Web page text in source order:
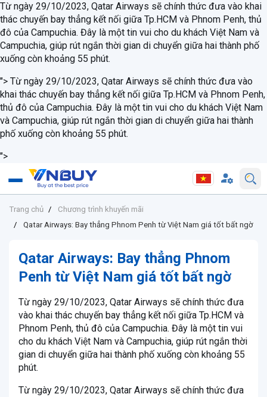
Từ ngày 29/10/2023, Qatar Airways sẽ chính thức đưa vào khai
thác chuyến bay thẳng kết nối giữa Tp.HCM và Phnom Penh, thủ
đô của Campuchia. Đây là một tin vui cho du khách Việt Nam và
Campuchia, giúp rút ngắn thời gian di chuyển giữa hai thành phố
xuống còn khoảng 55 phút.
"> Từ ngày 29/10/2023, Qatar Airways sẽ chính thức đưa vào
khai thác chuyến bay thẳng kết nối giữa Tp.HCM và Phnom Penh,
thủ đô của Campuchia. Đây là một tin vui cho du khách Việt Nam
và Campuchia, giúp rút ngắn thời gian di chuyển giữa hai thành
phố xuống còn khoảng 55 phút.
">
Trang chủ
Chương trình khuyến mãi
Qatar Airways: Bay thẳng Phnom Penh từ Việt Nam giá tốt bất ngờ
Qatar Airways: Bay thẳng Phnom
Penh từ Việt Nam giá tốt bất ngờ
Từ ngày 29/10/2023, Qatar Airways sẽ chính thức đưa
vào khai thác chuyến bay thẳng kết nối giữa Tp.HCM và
Phnom Penh, thủ đô của Campuchia. Đây là một tin vui
cho du khách Việt Nam và Campuchia, giúp rút ngắn thời
gian di chuyển giữa hai thành phố xuống còn khoảng 55
phút.
Từ ngày 29/10/2023, Qatar Airways sẽ chính thức đưa